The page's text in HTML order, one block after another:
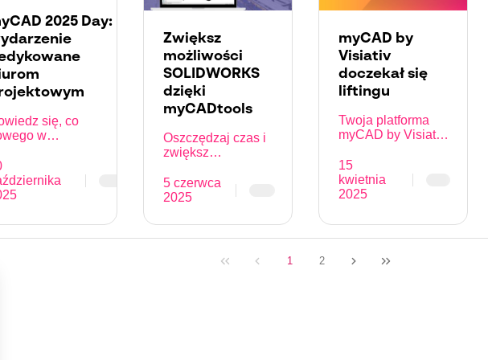
2025 Day:
się, co
w
swoje
i poznaj
techniki
2025.
Zwiększ
możliwości
SOLIDWORKS
dzięki
myCADtools
Oszczędzaj czas i
zwiększ
CAD dzięki
myCADtools dla
Automatyzacja,
zarządzanie,
5 czerwca
2025
myCAD by
Visiativ
doczekał się
liftingu
Twoja platforma
myCAD by Visiativ
nowy wygląd
swojej platformy
społecznościowej
15
kwietnia
2025
1 2